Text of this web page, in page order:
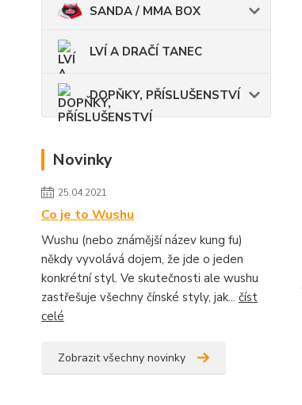
SANDA / MMA BOX
LVÍ A DRAČÍ TANEC
DOPŇKY, PŘÍSLUŠENSTVÍ
Novinky
25.04.2021
Co je to Wushu
Wushu (nebo známější název kung fu)
někdy vyvolává dojem, že jde o jeden
konkrétní styl. Ve skutečnosti ale wushu
zastřešuje všechny čínské styly, jak... číst
celé
Zobrazit všechny novinky